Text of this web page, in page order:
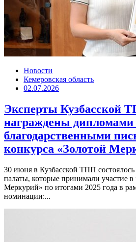
Новости
Кемеровская область
02.07.2026
Эксперты Кузбасской
награждены дипломами
благодарственными
конкурса «Золотой
30 июня в Кузбасской ТПП состоялось
палаты, которые принимали участие в
Меркурий» по итогами 2025 года в
номинации:...